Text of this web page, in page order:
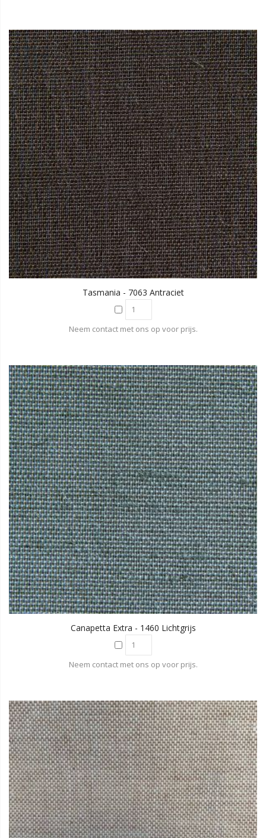
Tasmania - 7063 Antraciet
Neem contact met ons op voor prijs.
Canapetta Extra - 1460 Lichtgrijs
Neem contact met ons op voor prijs.